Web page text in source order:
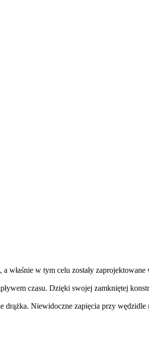
właśnie w tym celu zostały zaprojektowane
czasu. Dzięki swojej zamkniętej
Niewidoczne zapięcia przy